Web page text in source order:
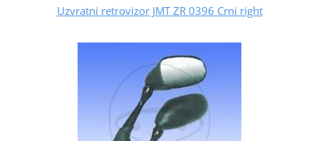
Uzvratni retrovizor JMT ZR 0396 Crni right